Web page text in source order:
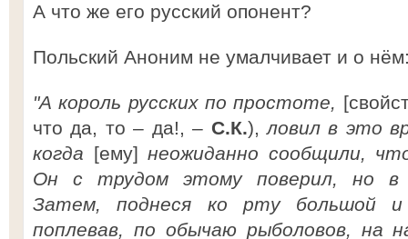
А что же его русский опонент?
Польский Аноним не умалчивает и о
"А король русских по простоте,
что да, то – да!, – С.К.), ловил в это
когда [ему] неожиданно сообщили,
Он с трудом этому поверил, но в
Затем, поднеся ко рту большой и
поплевав, по обычаю рыболовов, на